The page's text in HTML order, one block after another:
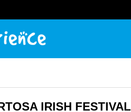
IRISH FESTIVAL